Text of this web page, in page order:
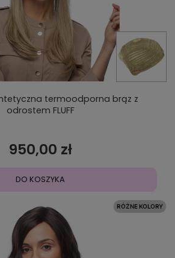
termoodporna brąz z
odrostem FLUFF
950,00 zł
DO KOSZYKA